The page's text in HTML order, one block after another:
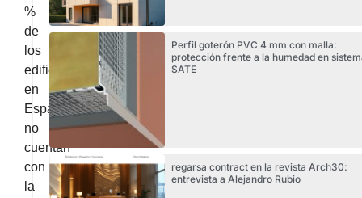
%
de
los
edificios
en
España
no
cuentan
con
la
Perfil goterón PVC 4 mm con malla:
protección frente a la humedad en
SATE
regarsa contract en la revista Arch30:
entrevista a Alejandro Rubio